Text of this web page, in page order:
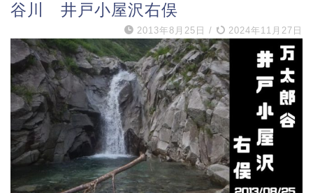
谷川 井戸小屋沢右俣
2013年8月25日 / 2024年11月27日